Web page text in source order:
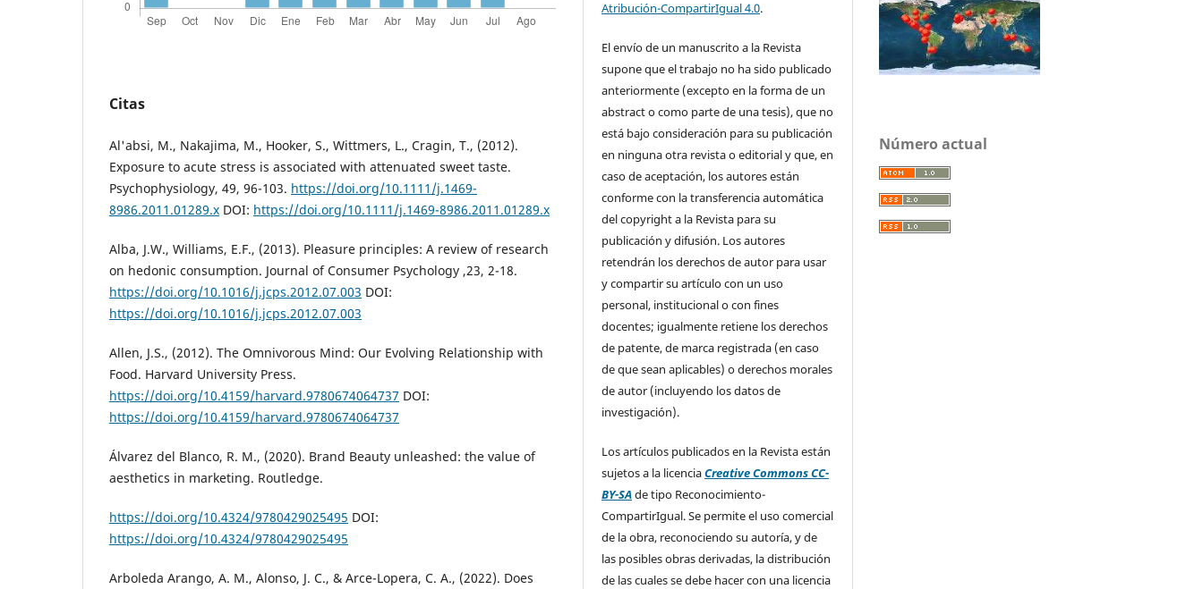
Citas
Al'absi, M., Nakajima, M., Hooker, S., Wittmers, L., Cragin, T., (2012).
Exposure to acute stress is associated with attenuated sweet taste.
Psychophysiology, 49, 96-103. https://doi.org/10.1111/j.1469-
8986.2011.01289.x DOI: https://doi.org/10.1111/j.1469-8986.2011.01289.x
Alba, J.W., Williams, E.F., (2013). Pleasure principles: A review of research
on hedonic consumption. Journal of Consumer Psychology ,23, 2-18.
https://doi.org/10.1016/j.jcps.2012.07.003 DOI:
https://doi.org/10.1016/j.jcps.2012.07.003
Allen, J.S., (2012). The Omnivorous Mind: Our Evolving Relationship with
Food. Harvard University Press.
https://doi.org/10.4159/harvard.9780674064737 DOI:
https://doi.org/10.4159/harvard.9780674064737
Álvarez del Blanco, R. M., (2020). Brand Beauty unleashed: the value of
aesthetics in marketing. Routledge.
https://doi.org/10.4324/9780429025495 DOI:
https://doi.org/10.4324/9780429025495
Arboleda Arango, A. M., Alonso, J. C., & Arce-Lopera, C. A., (2022). Does
Atribución-CompartirIgual 4.0.
El envío de un manuscrito a la Revista
supone que el trabajo no ha sido publicado
anteriormente (excepto en la forma de un
abstract o como parte de una tesis), que no
está bajo consideración para su publicación
en ninguna otra revista o editorial y que, en
caso de aceptación, los autores están
conforme con la transferencia automática
del copyright a la Revista para su
publicación y difusión. Los autores
retendrán los derechos de autor para usar
y compartir su artículo con un uso
personal, institucional o con fines
docentes; igualmente retiene los derechos
de patente, de marca registrada (en caso
de que sean aplicables) o derechos morales
de autor (incluyendo los datos de
investigación).
Los artículos publicados en la Revista están
sujetos a la licenciaCreative Commons CC-
BY-SAde tipo Reconocimiento-
CompartirIgual. Se permite el uso comercial
de la obra, reconociendo su autoría, y de
las posibles obras derivadas, la distribución
de las cuales se debe hacer con una licencia
Número actual